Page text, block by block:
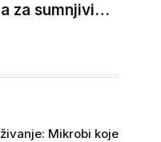
za sumnjivi
Mikrobi koje